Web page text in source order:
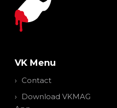
VK Menu
Contact
Download VKMAG